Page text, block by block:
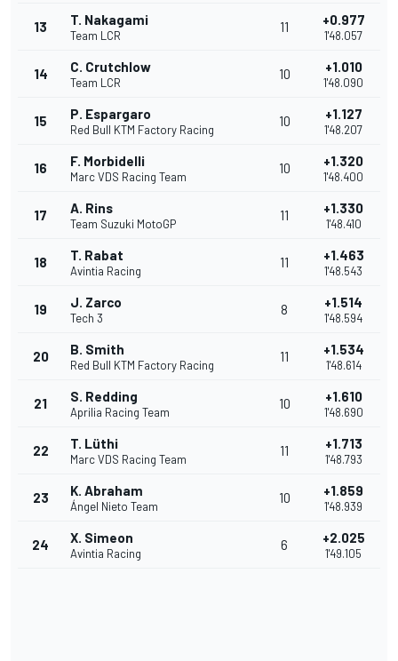
13 T. Nakagami
Team LCR
11 +0.977
1'48.057
14 C. Crutchlow
Team LCR
10 +1.010
1'48.090
15 P. Espargaro
Red Bull KTM Factory Racing
10 +1.127
1'48.207
16 F. Morbidelli
Marc VDS Racing Team
10 +1.320
1'48.400
17 A. Rins
Team Suzuki MotoGP
11 +1.330
1'48.410
18 T. Rabat
Avintia Racing
11 +1.463
1'48.543
19 J. Zarco
Tech 3
8 +1.514
1'48.594
20 B. Smith
Red Bull KTM Factory Racing
11 +1.534
1'48.614
21 S. Redding
Aprilia Racing Team
10 +1.610
1'48.690
22 T. Lüthi
Marc VDS Racing Team
11 +1.713
1'48.793
23 K. Abraham
Ángel Nieto Team
10 +1.859
1'48.939
24 X. Simeon
Avintia Racing
6 +2.025
1'49.105